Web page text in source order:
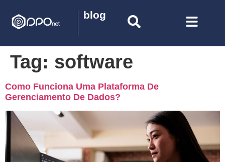
blog
Tag: software
Como Funciona Uma Plataforma De
Gerenciamento De Dados?